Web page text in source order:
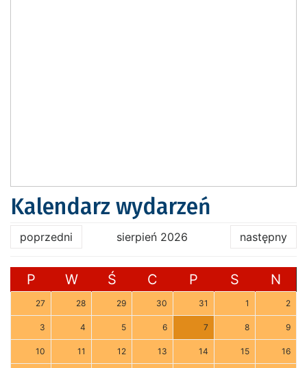
Kalendarz wydarzeń
poprzedni sierpień 2026 następny
P W Ś C P S N
27 28 29 30 31 1 2
3 4 5 6 7 8 9
10 11 12 13 14 15 16